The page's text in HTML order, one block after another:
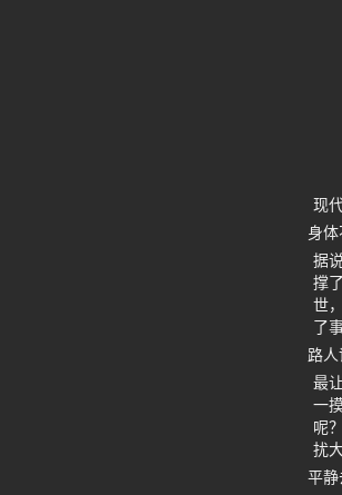
现
身
据
撑
世
了
路
最
一
呢
扰
平静